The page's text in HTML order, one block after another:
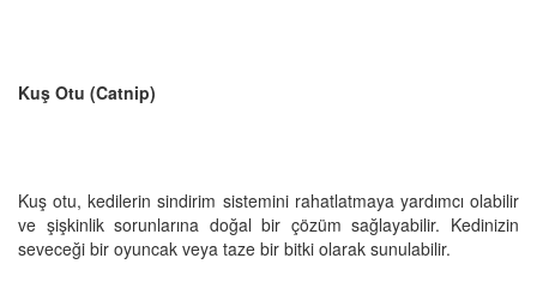
Kuş Otu (Catnip)
Kuş otu, kedilerin sindirim sistemini rahatlatmaya yardımcı olabilir
ve şişkinlik sorunlarına doğal bir çözüm sağlayabilir. Kedinizin
seveceği bir oyuncak veya taze bir bitki olarak sunulabilir.